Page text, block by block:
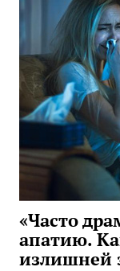
«Часто
апатию.
излишней